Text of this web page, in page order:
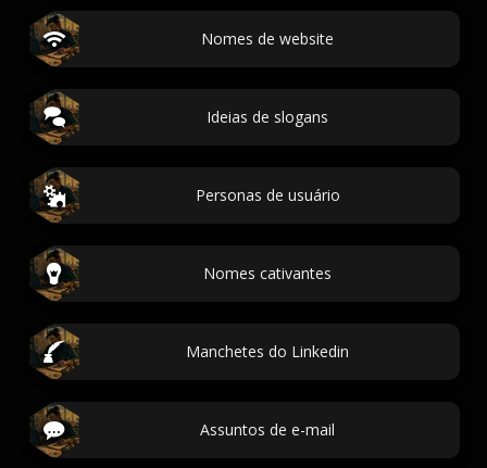
Nomes de website
Ideias de slogans
Personas de usuário
Nomes cativantes
Manchetes do Linkedin
Assuntos de e-mail